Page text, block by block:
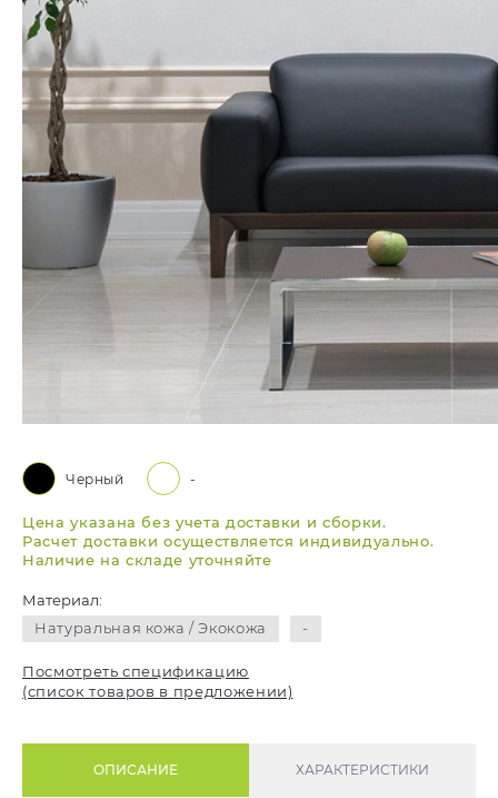
Черный -
Цена указана без учета доставки и сборки.
Расчет доставки осуществляется индивидуально.
Наличие на складе уточняйте
Материал:
Натуральная кожа / Экокожа
-
Посмотреть спецификацию
(список товаров в предложении)
ОПИСАНИЕ ХАРАКТЕРИСТИКИ